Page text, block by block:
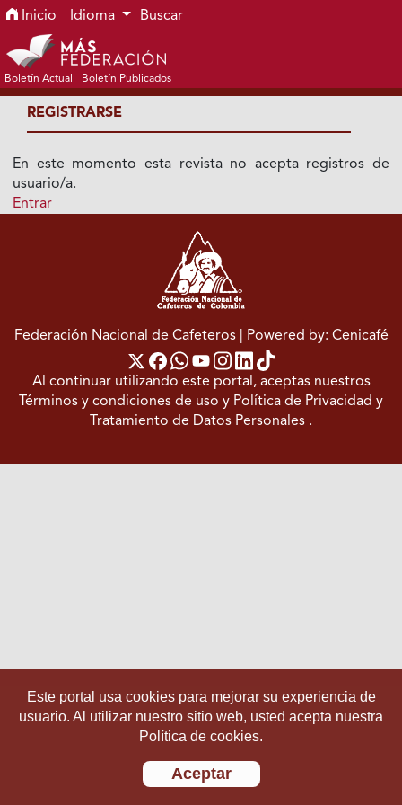
Ir al menú de navegación principal
Ir al contenido principal
Ir al pie de página del sitio
Inicio Idioma Buscar
Boletín Actual Boletín Publicados
REGISTRARSE
En este momento esta revista no acepta registros de
usuario/a.
Entrar
Este portal usa cookies para mejorar su experiencia de
usuario. Al utilizar nuestro sitio web, usted acepta nuestra
Política de cookies.
Aceptar
Federación Nacional de Cafeteros | Powered by: Cenicafé
Al continuar utilizando este portal, aceptas nuestros
Términos y condiciones de uso y Política de Privacidad y
Tratamiento de Datos Personales .